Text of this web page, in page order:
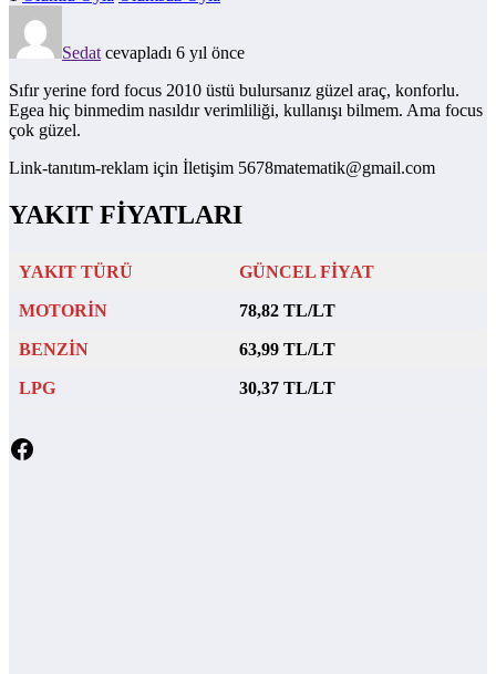
Sedat cevapladı 6 yıl önce
Sıfır yerine ford focus 2010 üstü bulursanız güzel araç, konforlu.
Egea hiç binmedim nasıldır verimliliği, kullanışı bilmem. Ama focus
çok güzel.
Link-tanıtım-reklam için İletişim 5678matematik@gmail.com
YAKIT FİYATLARI
YAKIT TÜRÜ GÜNCEL FİYAT
MOTORİN 78,82 TL/LT
BENZİN 63,99 TL/LT
LPG 30,37 TL/LT
Facebook